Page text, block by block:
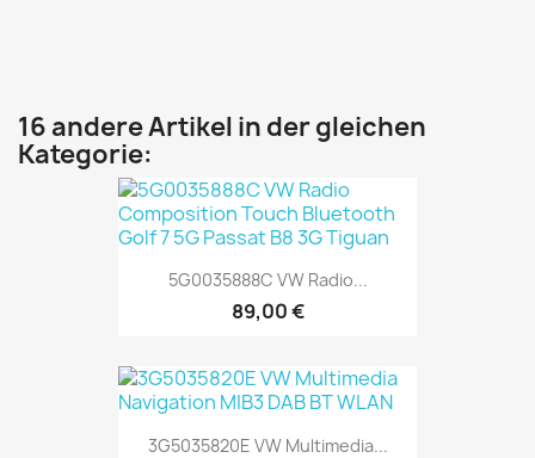
16 andere Artikel in der gleichen
Kategorie:
5G0035888C VW Radio...
89,00 €
3G5035820E VW Multimedia...